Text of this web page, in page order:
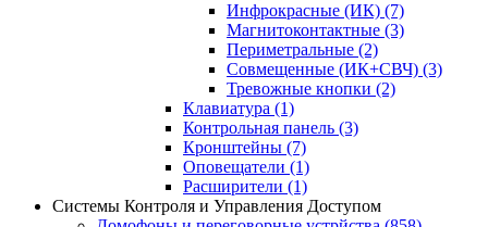
Инфрокрасные (ИК) (7)
Магнитоконтактные (3)
Периметральные (2)
Совмещенные (ИК+СВЧ) (3)
Тревожные кнопки (2)
Клавиатура (1)
Контрольная панель (3)
Кронштейны (7)
Оповещатели (1)
Расширители (1)
Системы Контроля и Управления Доступом